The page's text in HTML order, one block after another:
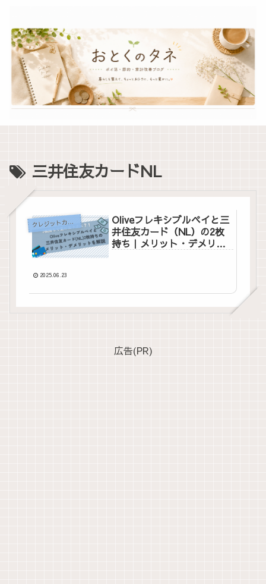
三井住友カードNL
ク
レジットカード
Oliveフレキシブルペイと三
井住友カード（NL）の2枚
持ち｜メリット・デメリッ
2025.06.23
広告(PR)